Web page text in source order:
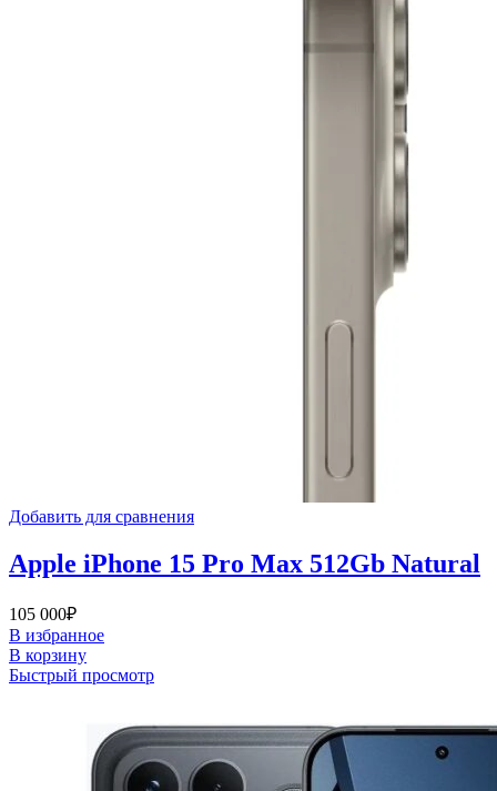
Добавить для сравнения
Apple iPhone 15 Pro Max 512Gb Natural
105 000₽
В избранное
В корзину
Быстрый просмотр